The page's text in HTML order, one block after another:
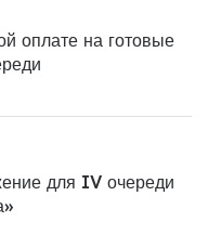
оплате на готовые
для IV очереди